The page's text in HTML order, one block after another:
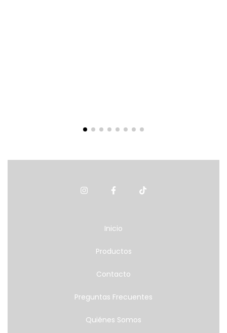
Inicio
Productos
Contacto
Preguntas Frecuentes
Quiénes Somos